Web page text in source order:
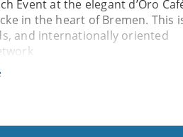
Event at the elegant d’Oro
in the heart of Bremen. This
and internationally oriented